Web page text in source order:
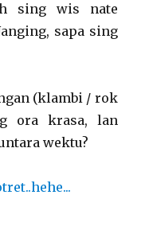
sing wis nate
sapa sing
(klambi / rok
ora krasa, lan
wektu?